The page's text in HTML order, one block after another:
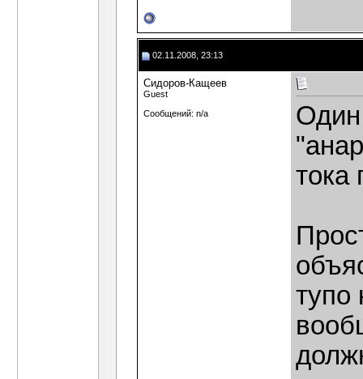
02.11.2008, 23:13
Сидоров-Кащеев
Guest
Сообщений: n/a
тока
тупо